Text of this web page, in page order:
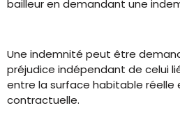
bailleur en demandant une
Une indemnité peut être
préjudice indépendant de celui
entre la surface habitable
contractuelle.